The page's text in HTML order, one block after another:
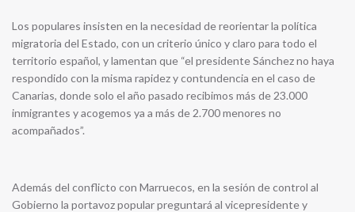
Los populares insisten en la necesidad de reorientar la política
migratoria del Estado, con un criterio único y claro para todo el
territorio español, y lamentan que “el presidente Sánchez no haya
respondido con la misma rapidez y contundencia en el caso de
Canarias, donde solo el año pasado recibimos más de 23.000
inmigrantes y acogemos ya a más de 2.700 menores no
acompañados”.
Además del conflicto con Marruecos, en la sesión de control al
Gobierno la portavoz popular preguntará al vicepresidente y